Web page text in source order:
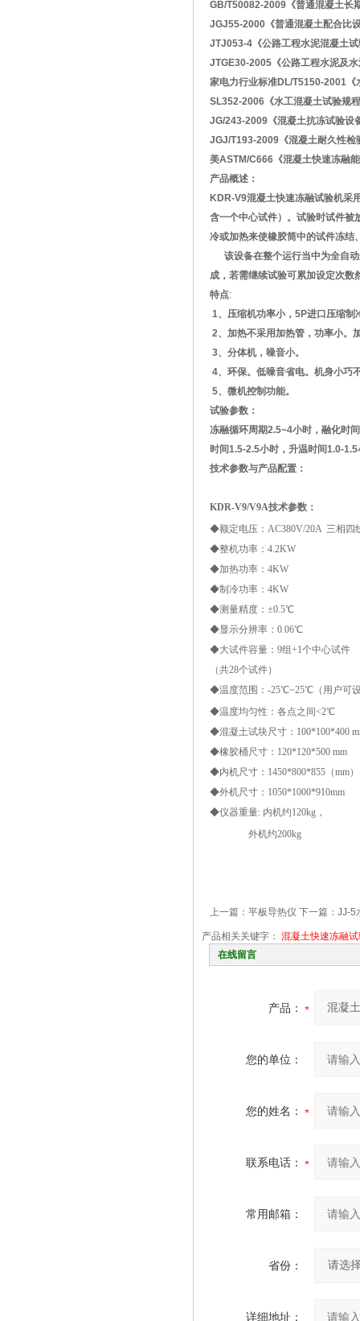
GB/T50082-2009《普通混凝土长
JGJ55-2000《普通混凝土配合比
JTJ053-4《公路工程水泥混凝土
JTGE30-2005《公路工程水泥及
家电力行业标准DL/T5150-2001《
SL352-2006《水工混凝土试验规
JG/243-2009《混凝土抗冻试验设
JGJ/T193-2009《混凝土耐久性检
美ASTM/C666《混凝土快速冻融
产品概述：
KDR-V9混凝土快速冻融试验机采
含一个中心试件）。试验时试件被
冷或加热来使橡胶筒中的试件冻结
该设备在整个运行当中为全自动
成，若需继续试验可累加设定次数
特点:
1、压缩机功率小，5P进口压缩制
2、加热不采用加热管，功率小。
3、分体机，噪音小。
4、环保。低噪音省电。机身小巧
5、微机控制功能。
试验参数 ：
冻融循环周期2.5~4小时，融化时
时间1.5-2.5小时，升温时间1.0-
技术参数与产品配置 ：
KDR-V9/V9A技术参数：
◆额定电压：AC380V/20A 三相四
◆整机功率：4.2KW
◆加热功率：4KW
◆制冷功率：4KW
◆测量精度：±0.5℃
◆显示分辨率：0.06℃
◆大试件容量：9组+1个中心试件
（共28个试件）
◆温度范围：-25℃~25℃（用户可
◆温度均匀性：各点之间<2℃
◆混凝土试块尺寸：100*100*400
◆橡胶桶尺寸：120*120*500 mm
◆内机尺寸：1450*800*855（mm）
◆外机尺寸：1050*1000*910mm
◆仪器重量: 内机约120kg，
外机约200kg
上一篇： 平板导热仪 下一篇： JJ-5
产品相关关键字： 混凝土快速冻融
在线留言
产品：
您的单位：
您的姓名：
联系电话：
常用邮箱：
省份：
详细地址：